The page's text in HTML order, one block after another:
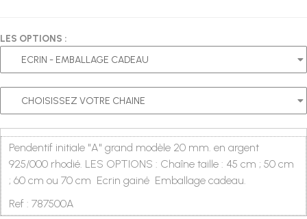
LES OPTIONS :
Pendentif initiale "A" grand modèle 20 mm. en argent
925/000 rhodié. LES OPTIONS : Chaîne taille : 45 cm ; 50 cm
; 60 cm ou 70 cm Ecrin gainé Emballage cadeau.
Ref : 787500A